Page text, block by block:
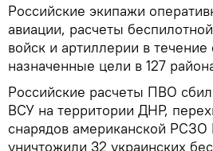
Российские экипажи
авиации, расчеты
войск и артиллерии в течение
назначенные цели в 127
Российские расчеты ПВО
ВСУ на территории ДНР,
снарядов американской РСЗО
уничтожили 32 украинских